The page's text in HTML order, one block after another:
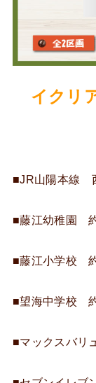
イクリ
■JR山陽本線
■藤江幼稚園
■藤江小学校
■望海中学校
■マックスバリ